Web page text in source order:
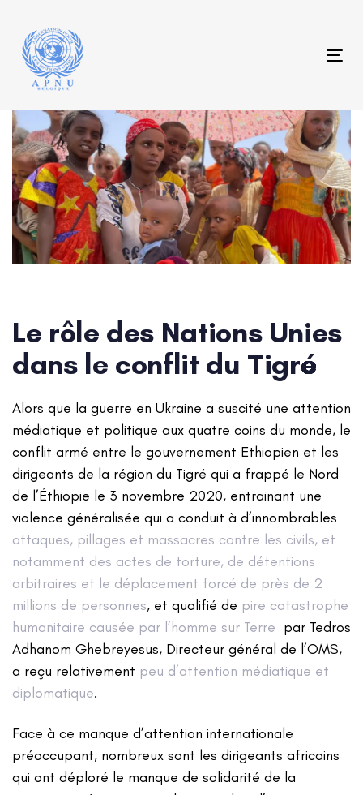
content
Le rôle des Nations Unies
dans le conflit du Tigré
Alors que la guerre en Ukraine a suscité une attention
médiatique et politique aux quatre coins du monde, le
conflit armé entre le gouvernement Ethiopien et les
dirigeants de la région du Tigré qui a frappé le Nord
de l’Éthiopie le 3 novembre 2020, entrainant une
violence généralisée qui a conduit à d’innombrables
attaques, pillages et massacres contre les civils, et
notamment des actes de torture, de détentions
arbitraires et le déplacement forcé de près de 2
millions de personnes, et qualifié de pire catastrophe
humanitaire causée par l’homme sur Terre par Tedros
Adhanom Ghebreyesus, Directeur général de l’OMS,
a reçu relativement peu d’attention médiatique et
diplomatique.
Face à ce manque d’attention internationale
préoccupant, nombreux sont les dirigeants africains
qui ont déploré le manque de solidarité de la